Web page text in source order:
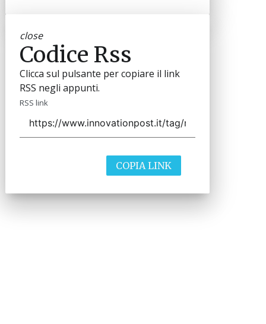
close
Codice Rss
Clicca sul pulsante per copiare il link
RSS negli appunti.
RSS link
COPIA LINK